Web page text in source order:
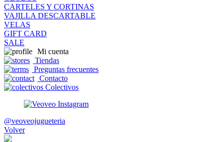
CARTELES Y CORTINAS
VAJILLA DESCARTABLE
VELAS
GIFT CARD
SALE
Mi cuenta
Tiendas
Preguntas frecuentes
Contacto
Colectivos
@veoveojugueteria
Volver